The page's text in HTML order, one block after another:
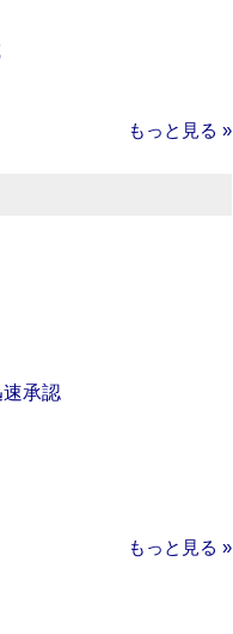
もっと見る »
承認
もっと見る »